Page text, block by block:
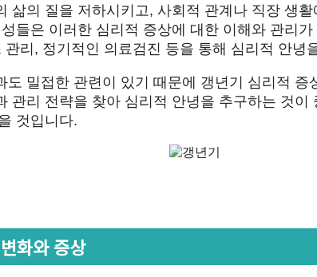
삶의 질을 저하시키고, 사회적 관계나 직장 생
들은 이러한 심리적 증상에 대한 이해와 관리
리, 정기적인 의료검진 등을 통해 심리적 안녕
도 밀접한 관련이 있기 때문에 갱년기 심리적 증
관리 전략을 찾아 심리적 안녕을 추구하는 것
것입니다.
화와 증상